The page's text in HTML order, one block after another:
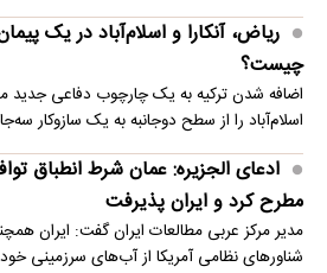
ریاض، آنکارا و اسلام‌آباد در یک
چیست؟
اضافه شدن ترکیه به یک چارچوب دفاعی جدید
اسلام‌آباد را از سطح دوجانبه به یک سازوکار
ادعای الجزیره: عمان شرط انطباق
مطرح کرد و ایران پذیرفت
مدیر مرکز عربی مطالعات ایران گفت: ایران
شناورهای نظامی آمریکا از آب‌های سرزمینی خود